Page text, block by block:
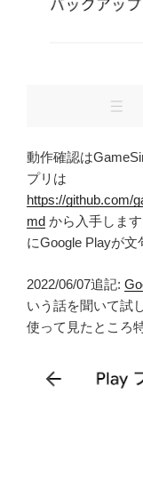
動作確認は
プリは
https://github.com/
md から入手しま
にGoogle Playが文
2022/06/07追記:
いう話を聞いて試
使って見たところ